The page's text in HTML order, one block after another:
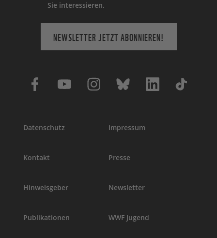
Sie interessieren.
NEWSLETTER JETZT ABONNIEREN!
Datenschutz Impressum
Kontakt Presse
Hinweisgeber Newsletter
Publikationen WWF Jugend